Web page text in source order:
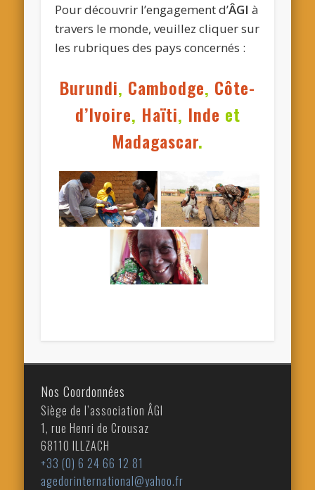
Pour découvrir l’engagement d’ÂGI à
travers le monde, veuillez cliquer sur
les rubriques des pays concernés :
Burundi, Cambodge, Côte-
d’Ivoire, Haïti, Inde et
Madagascar.
Nos Coordonnées
Siège de l’association ÂGI
1, rue Henri de Crousaz
68110 ILLZACH
+33 (0) 6 24 66 12 81
agedorinternational@yahoo.fr